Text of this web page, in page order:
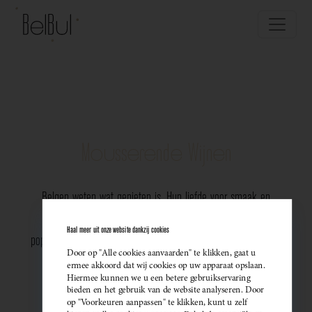
Belgen weten wat genieten is. Hun liefde voor smaak en
populariteit van Belgische mousserende wijnen. Meer dan ooit
kiezen ze bewust voor lokale bubbels — ideaal als
sprankelend aperitief of als verfijnde match bij een
gastronomisch diner. Santé!
Haal meer uit onze website dankzij cookies
Door op "Alle cookies aanvaarden" te klikken, gaat u
ermee akkoord dat wij cookies op uw apparaat opslaan.
Hiermee kunnen we u een betere gebruikservaring
bieden en het gebruik van de website analyseren. Door
op "Voorkeuren aanpassen" te klikken, kunt u zelf